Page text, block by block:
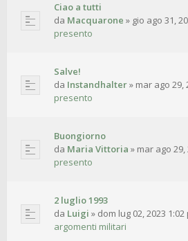
Ciao a tutti
da Macquarone » gio ago 31,
presento
Salve!
da Instandhalter» mar ago 29,
presento
Buongiorno
da Maria Vittoria » mar ago 29,
presento
2 luglio 1993
da Luigi » dom lug 02, 2023 1:02
argomenti militari